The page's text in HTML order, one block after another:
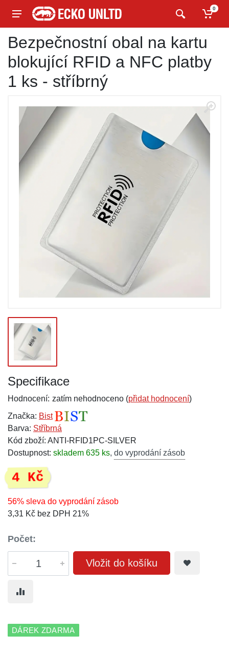
0
Bezpečnostní obal na kartu
blokující RFID a NFC platby
1 ks - stříbrný
Specifikace
Hodnocení: zatím nehodnoceno (přidat hodnocení)
Značka: Bist
Barva: Stříbrná
Kód zboží: ANTI-RFID1PC-SILVER
Dostupnost: skladem 635 ks, do vyprodání zásob
4 Kč
56% sleva do vyprodání zásob
3,31 Kč bez DPH 21%
Počet:
Vložit do košíku
DÁREK ZDARMA